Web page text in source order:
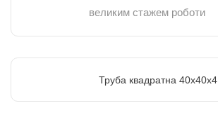
великим стажем роботи
Труба квадратна 40х40х4